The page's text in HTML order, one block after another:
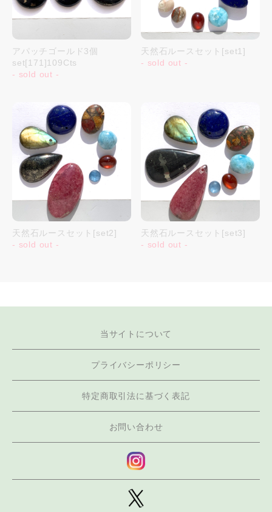
アパッチゴールド3個
set[171]109Cts
- sold out -
天然石ルースセット[set1]
- sold out -
天然石ルースセット[set2]
- sold out -
天然石ルースセット[set3]
- sold out -
当サイトについて
プライバシーポリシー
特定商取引法に基づく表記
お問い合わせ